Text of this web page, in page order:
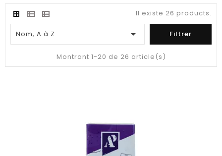
Il existe 26 products.
Nom, A à Z  Filtrer
Montrant 1-20 de 26 article(s)